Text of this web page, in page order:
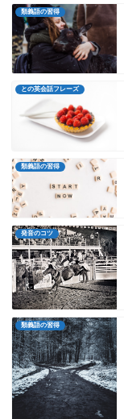
類義語の習得
との英会話フレーズ
類義語の習得
発音のコツ
類義語の習得